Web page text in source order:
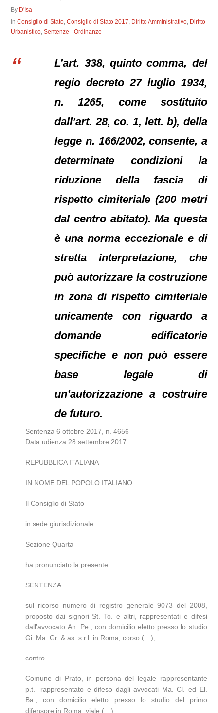
By D'Isa
InConsiglio di Stato,Consiglio di Stato 2017, Diritto Amministrativo, Diritto
Urbanistico,Sentenze - Ordinanze
L’art. 338, quinto comma, del
regio decreto 27 luglio 1934,
n. 1265, come sostituito
dall’art. 28, co. 1, lett. b), della
legge n. 166/2002, consente, a
determinate condizioni la
riduzione della fascia di
rispetto cimiteriale (200 metri
dal centro abitato). Ma questa
è una norma eccezionale e di
stretta interpretazione, che
può autorizzare la costruzione
in zona di rispetto cimiteriale
unicamente con riguardo a
domande edificatorie
specifiche e non può essere
base legale di
un’autorizzazione a costruire
de futuro.
Sentenza 6 ottobre 2017, n. 4656
Data udienza 28 settembre 2017
REPUBBLICA ITALIANA
IN NOME DEL POPOLO ITALIANO
Il Consiglio di Stato
in sede giurisdizionale
Sezione Quarta
ha pronunciato la presente
SENTENZA
sul ricorso numero di registro generale 9073 del 2008,
proposto dai signori St. To. e altri, rappresentati e difesi
dall’avvocato An. Pe., con domicilio eletto presso lo studio
Gi. Ma. Gr. & as. s.r.l. in Roma, corso (…);
contro
Comune di Prato, in persona del legale rappresentante
p.t., rappresentato e difeso dagli avvocati Ma. Cl. ed El.
Ba., con domicilio eletto presso lo studio del primo
difensore in Roma, viale (…);